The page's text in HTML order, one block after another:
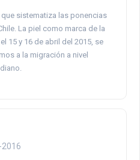
sistematiza las ponencias
La piel como marca de la
15 y 16 de abril del 2015, se
a la migración a nivel